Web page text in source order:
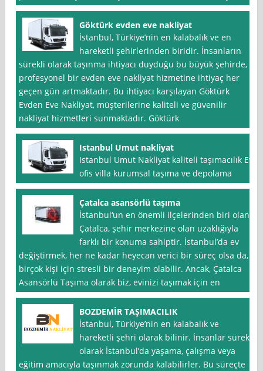
Göktürk evden eve nakliyat
İstanbul, Türkiye’nin en kalabalık ve en
hareketli şehirlerinden biridir. İnsanların
sürekli olarak taşınma ihtiyacı duyduğu bu büyük şehirde,
profesyonel bir evden eve nakliyat hizmetine ihtiyaç her
geçen gün artmaktadır. Bu ihtiyacı karşılayan Göktürk
Evden Eve Nakliyat, müşterilerine kaliteli ve güvenilir
nakliyat hizmetleri sunmaktadır. Göktürk
Istanbul Umut nakliyat
Istanbul Umut Nakliyat kaliteli taşımacılık Ev
ofis villa kurumsal taşıma ve depolama
Çatalca asansörlü taşıma
İstanbul‘un en önemli ilçelerinden biri olan
Çatalca, şehir merkezine olan uzaklığıyla
farklı bir konuma sahiptir. İstanbul’da ev
değiştirmek, her ne kadar heyecan verici bir süreç olsa da,
birçok kişi için stresli bir deneyim olabilir. Ancak, Çatalca
Asansörlü Taşıma olarak biz, evinizi taşımak için en
BOZDEMİR TAŞIMACILIK
İstanbul, Türkiye’nin en kalabalık ve
hareketli şehri olarak bilinir. İnsanlar sürekli
olarak İstanbul’da yaşama, çalışma veya
eğitim amacıyla taşınmak zorunda kalabilirler. Bu süreçte